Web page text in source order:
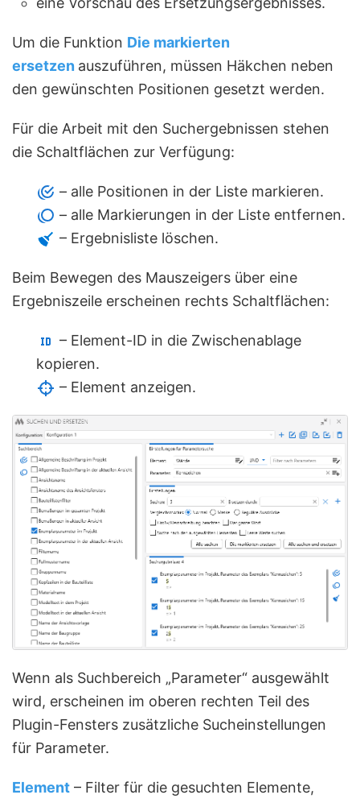
Um die Funktion Die markierten
ersetzen auszuführen, müssen Häkchen neben
den gewünschten Positionen gesetzt werden.
Für die Arbeit mit den Suchergebnissen stehen
die Schaltflächen zur Verfügung:
– alle Positionen in der Liste markieren.
– alle Markierungen in der Liste entfernen.
– Ergebnisliste löschen.
Beim Bewegen des Mauszeigers über eine
Ergebniszeile erscheinen rechts Schaltflächen:
– Element-ID in die Zwischenablage
kopieren.
– Element anzeigen.
Wenn als Suchbereich „Parameter“ ausgewählt
wird, erscheinen im oberen rechten Teil des
Plugin-Fensters zusätzliche Sucheinstellungen
für Parameter.
Element – Filter für die gesuchten Elemente,